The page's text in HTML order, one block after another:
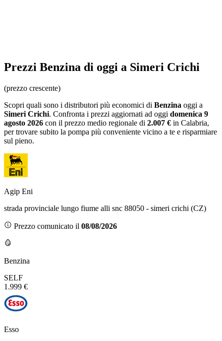
Prezzi Benzina di oggi a Simeri Crichi
(prezzo crescente)
Scopri quali sono i distributori più economici di Benzina oggi a
Simeri Crichi. Confronta i prezzi aggiornati ad oggi domenica 9
agosto 2026 con il prezzo medio regionale di 2.007 € in Calabria,
per trovare subito la pompa più conveniente vicino a te e risparmiare
sul pieno.
Agip Eni
strada provinciale lungo fiume alli snc 88050 - simeri crichi (CZ)
Prezzo comunicato il 08/08/2026
Benzina
SELF
1.999 €
Esso